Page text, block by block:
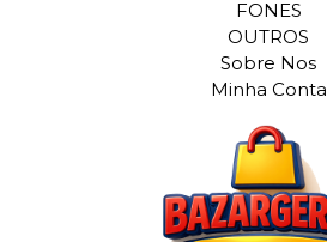
FONES
OUTROS
Sobre Nos
Minha Conta